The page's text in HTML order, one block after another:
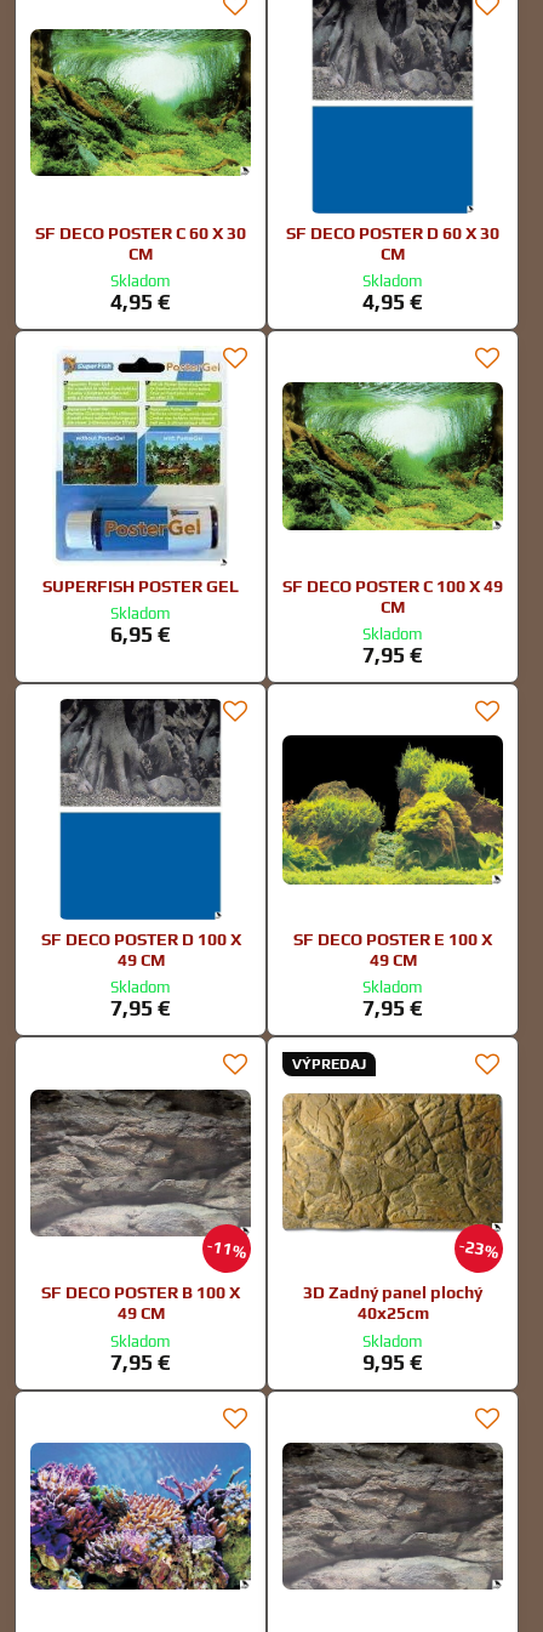
SF DECO POSTER C 60 X 30
CM
Skladom
4,95 €
SF DECO POSTER D 60 X 30
CM
Skladom
4,95 €
SUPERFISH POSTER GEL
Skladom
6,95 €
SF DECO POSTER C 100 X 49
CM
Skladom
7,95 €
SF DECO POSTER D 100 X
49 CM
Skladom
7,95 €
SF DECO POSTER E 100 X
49 CM
Skladom
7,95 €
11%
SF DECO POSTER B 100 X
49 CM
Skladom
7,95 €
23%
VÝPREDAJ
3D Zadný panel plochý
40x25cm
Skladom
9,95 €